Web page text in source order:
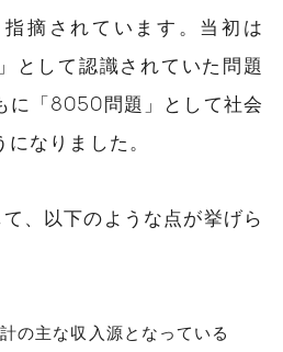
摘されています。当初は
として認識されていた問題
に「8050問題」として社会
なりました。
、以下のような点が挙げら
の主な収入源となっている